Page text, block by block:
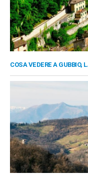
COSA VEDERE A